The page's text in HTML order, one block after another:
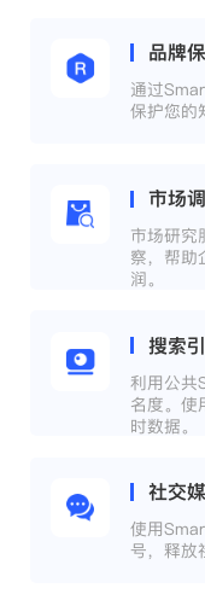
品牌
通过
保护您的
市场
市场研究
察，帮助
润。
搜索
利用公共
名度。使
时数据。
社交
使用
号，释放